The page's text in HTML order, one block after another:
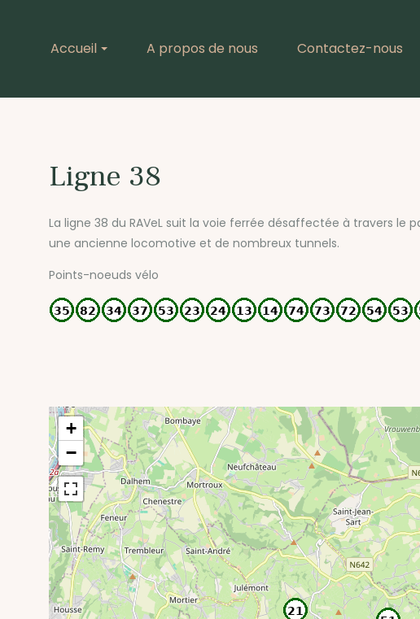
Accueil A propos de nous Contactez-nous
Ligne 38
La ligne 38 du RAVeL suit la voie ferrée désaffectée à travers le
une ancienne locomotive et de nombreux tunnels.
Points-noeuds vélo
+
−